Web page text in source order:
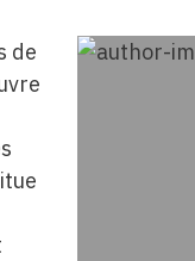
de